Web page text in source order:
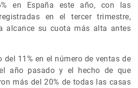
en España este año, con las
en el tercer trimestre,
alcance su cuota más alta antes
del 11% en el número de ventas de
año pasado y el hecho de que
más del 20% de todas las casas